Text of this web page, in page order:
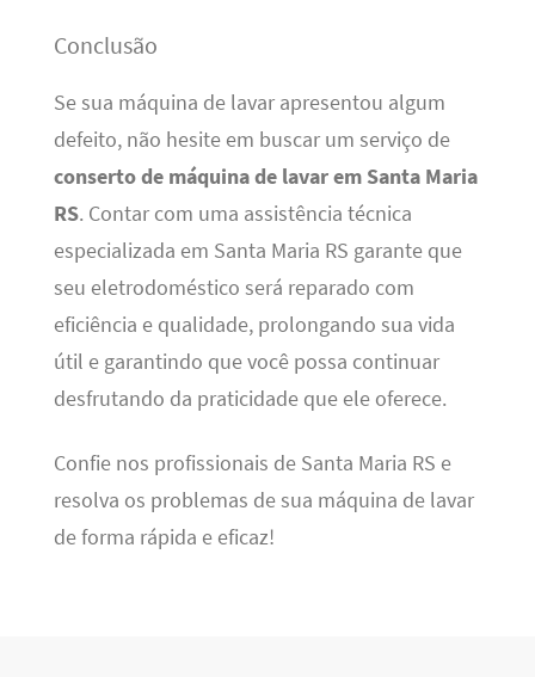
Conclusão
Se sua máquina de lavar apresentou algum
defeito, não hesite em buscar um serviço de
conserto de máquina de lavar em Santa Maria
RS. Contar com uma assistência técnica
especializada em Santa Maria RS garante que
seu eletrodoméstico será reparado com
eficiência e qualidade, prolongando sua vida
útil e garantindo que você possa continuar
desfrutando da praticidade que ele oferece.
Confie nos profissionais de Santa Maria RS e
resolva os problemas de sua máquina de lavar
de forma rápida e eficaz!